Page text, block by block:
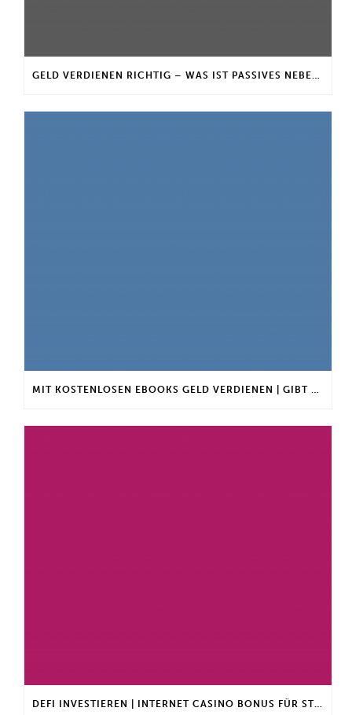
GELD VERDIENEN RICHTIG – WAS IST PASSIVES NEBENEINKOMMEN?
MIT KOSTENLOSEN EBOOKS GELD VERDIENEN | GIBT ES EINEN MAXIMALEN ANLAGEBETRAG?